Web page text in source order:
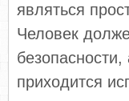
являться
Человек
приходится